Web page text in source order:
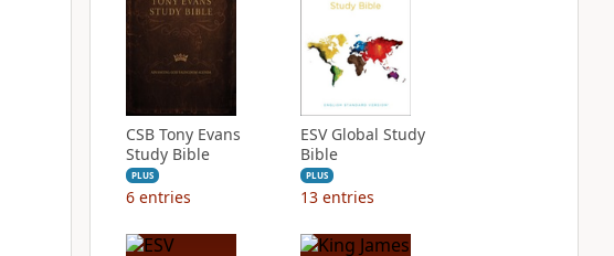
CSB Tony Evans
Study Bible
PLUS
6 entries
ESV Global Study
Bible
PLUS
13 entries